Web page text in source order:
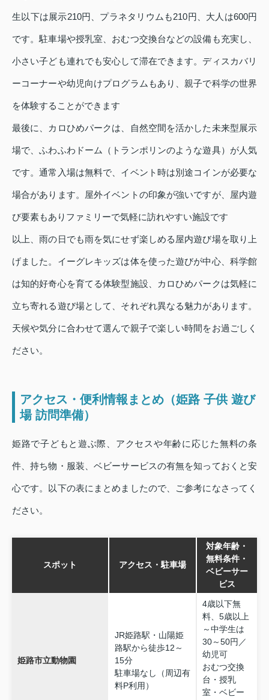
生以下は展示210円、プラネタリウムも210円、大人は600円
です。駐車場や授乳室、おむつ交換台などの設備も充実し、
小さい子ども連れでも安心して滞在できます。ディスカバリ
ーコーナーや幼児向けプログラムもあり、親子で科学の世界
を体験することができます
最後に、カロひめパークは、自然空間を活かした未来型展示
場で、ふわふわドーム（トランポリンのような遊具）が人気
です。通常入場は無料で、イベント時は別途コインが必要な
場合があります。屋外イベントの印象が強いですが、屋内遊
び要素もありファミリーで気軽に訪れやすい施設です
以上、雨の日でも雨を気にせず楽しめる屋内遊び場を取り上
げました。イーグレキッズは体を使った遊びが中心、科学館
は知的好奇心を育てる体験型施設、カロひめパークは気軽に
立ち寄れる遊び場として、それぞれ異なる魅力があります。
天候や気分に合わせて選んで親子で楽しい時間をお過ごしく
ださい。
アクセス・便利情報まとめ（姫路 子供 遊び
場 訪問準備）
姫路で子どもと遊ぶ際、アクセスや年齢に応じた無料の条
件、持ち物・服装、ベビーサービスの有無を知っておくと安
心です。以下の表にまとめましたので、ご参考になさってく
ださい。
スポット アクセス・駐車場
対象年齢・
無料条件・
ベビーサー
ビス
姫路市立動物園
JR姫路駅・山陽姫
路駅から徒歩12～
15分
駐車場なし（周辺有
料P利用）
4歳以下無
料、5歳以上
～中学生は
30～50円／
幼児可
おむつ交換
台・授乳
室・ベビー